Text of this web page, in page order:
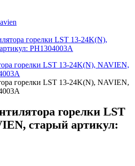
горелки LST 13-24K(N),
PH1304003A
горелки LST
старый артикул: